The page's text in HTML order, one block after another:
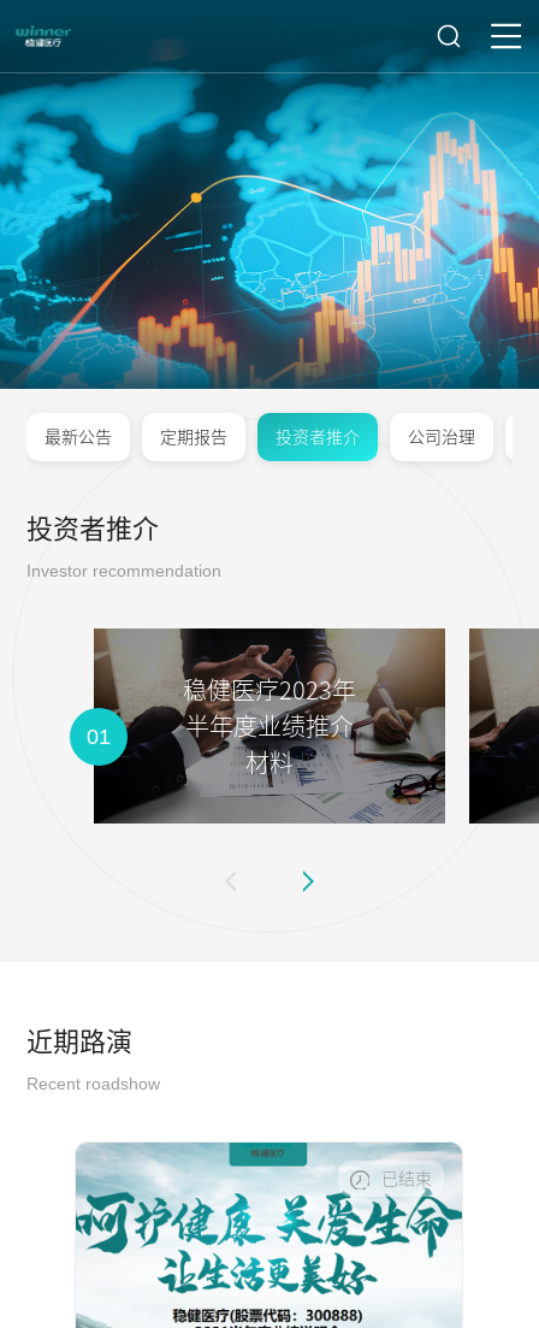
最新公告 定期报告 投资者推介 公司治理
投资者推介
Investor recommendation
稳健医疗2023年
半年度业绩推介
材料
01
近期路演
Recent roadshow
已结束